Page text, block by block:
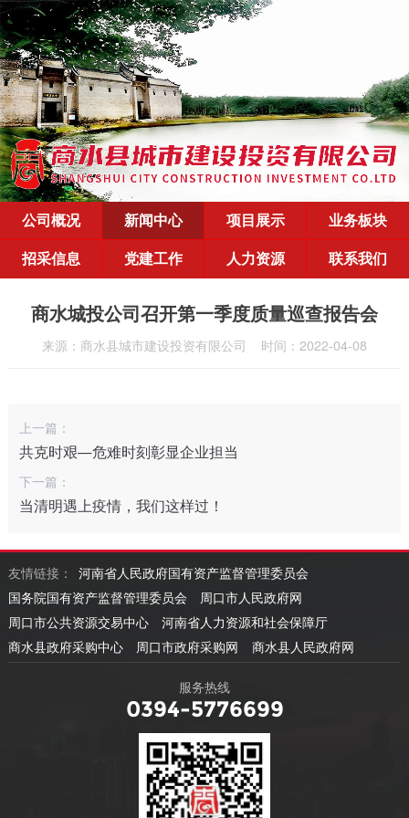
公司概况 新闻中心 项目展示
业务板块
招采信息
党建工作 人力资源 联系我们
商水城投公司召开第一季度质量巡查报告会
来源：商水县城市建设投资有限公司 时间：2022-04-08
上一篇：
共克时艰—危难时刻彰显企业担当
下一篇：
当清明遇上疫情，我们这样过！
友情链接：
河南省人民政府国有资产监督管理委员会
国务院国有资产监督管理委员会
周口市人民政府网
周口市公共资源交易中心
河南省人力资源和社会保障厅
商水县政府采购中心
周口市政府采购网 商水县人民政府网
服务热线
0394-5776699